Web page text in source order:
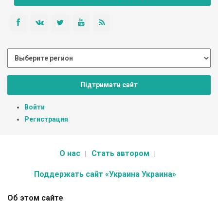
Підтримати сайт
Войти
Регистрация
О нас Стать автором
Поддержать сайт «Украина Украина»
Об этом сайте